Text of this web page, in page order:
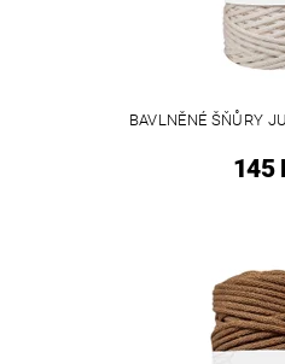
BAVLNĚNÉ ŠŇŮRY
145